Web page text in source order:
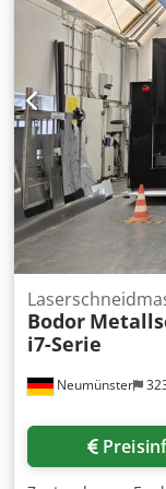
vorhanden -
1200/700/H1730
Neumünster
Bodor
i7-Serie